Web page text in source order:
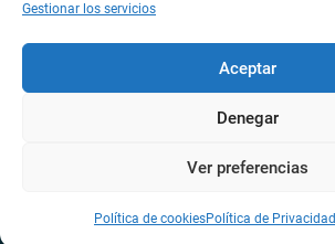
Gestionar los servicios
Aceptar
Denegar
Ver preferencias
Política de cookiesPolítica de Privacidad
Piscinas Ovaladas
El más leído